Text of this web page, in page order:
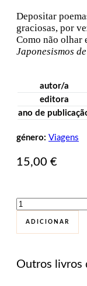
Depositar
graciosas, por
Como não olhar
Japonesismos
autor/a
editora
ano de
género: Viagens
15,00 €
Quantidade
de
Japonesismos
de
ADICIONAR
Outros livros